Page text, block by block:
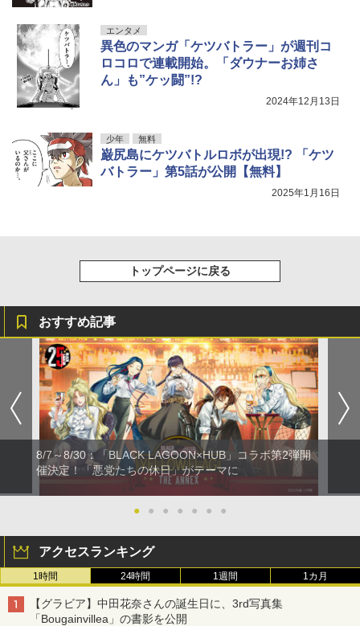
エンタメ
異色のマンガ「ケツバトラー」が週刊コ
ロコロで連載開始。「ダウナーお姉さ
ん」も”ケッ闘”!?
2024年12月13日
少年 無料
巌尻島にケツバトルロボが出現!? 「ケツ
バトラー」第5話が公開【無料】
2025年1月16日
トップページに戻る
おすすめ記事
8/7～8/30：「BLACK LAGOON×HUB」コラボ第2弾開
催決定！「悪党たちの休日」がテーマに
● ● ● ● ● ● ●
アクセスランキング
1時間 24時間 1週間 1カ月
【グラビア】中田花奈さんの誕生日に、3rd写真集
「Bougainvillea」の書影を公開